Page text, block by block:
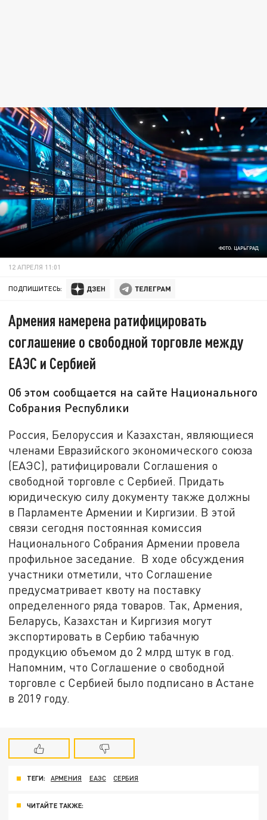
ФОТО: ЦАРЬГРАД
12 АПРЕЛЯ 11:01
ПОДПИШИТЕСЬ:
Армения намерена ратифицировать
соглашение о свободной торговле между
ЕАЭС и Сербией
Об этом сообщается на сайте Национального
Собрания Республики
Россия, Белоруссия и Казахстан, являющиеся
членами Евразийского экономического союза
(ЕАЭС), ратифицировали Соглашения о
свободной торговле с Сербией. Придать
юридическую силу документу также должны
в Парламенте Армении и Киргизии. В этой
связи сегодня постоянная комиссия
Национального Собрания Армении провела
профильное заседание. В ходе обсуждения
участники отметили, что Соглашение
предусматривает квоту на поставку
определенного ряда товаров. Так, Армения,
Беларусь, Казахстан и Киргизия могут
экспортировать в Сербию табачную
продукцию объемом до 2 млрд штук в год.
Напомним, что Соглашение о свободной
торговле с Сербией было подписано в Астане
в 2019 году.
ТЕГИ: АРМЕНИЯ ЕАЭС СЕРБИЯ
ЧИТАЙТЕ ТАКЖЕ: